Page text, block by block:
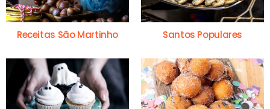
Receitas São Martinho Santos Populares